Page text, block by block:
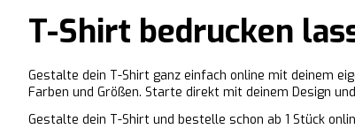
T-Shirt bedrucken
Gestalte dein T-Shirt ganz einfach online mit deinem
Farben und Größen. Starte direkt mit deinem Design
Gestalte dein T-Shirt und bestelle schon ab 1 Stück